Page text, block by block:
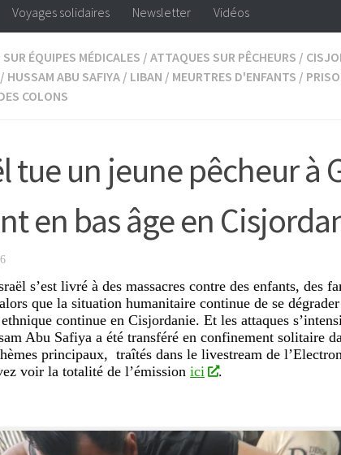
Voyages solidaires Newsletter Vidéos
ÉQUIPES MÉDICALES / ATTAQUES SUR PÊCHEURS /
/ HUSSAM ABU SAFIYA / LIBAN / MEURTRES D'ENFANTS /
COLONS
tue un jeune pêcheur à
en bas âge en
s’est livré à des massacres contre des enfants, des
que la situation humanitaire continue de se
continue en Cisjordanie. Et les attaques
Abu Safiya a été transféré en confinement solitaire
principaux, traîtés dans le livestream de
voir la totalité de l’émission ici .